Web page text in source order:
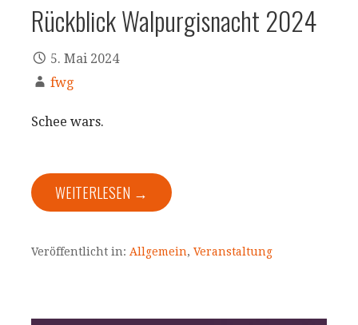
Rückblick Walpurgisnacht 2024
5. Mai 2024
fwg
Schee wars.
WEITERLESEN →
Veröffentlicht in: Allgemein, Veranstaltung